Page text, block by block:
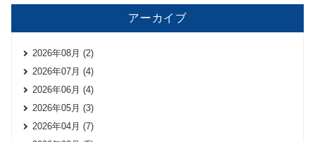
アーカイブ
2026年08月 (2)
2026年07月 (4)
2026年06月 (4)
2026年05月 (3)
2026年04月 (7)